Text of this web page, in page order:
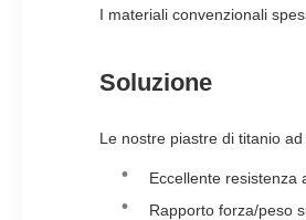
I materiali convenzionali
Soluzione
Le nostre piastre di titanio
Eccellente resistenza
Rapporto forza/peso